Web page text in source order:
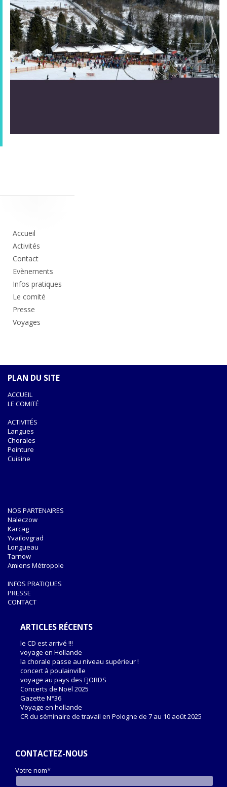
principale
Accueil
Activités
Contact
Evènements
Infos pratiques
Le comité
Presse
Voyages
PLAN DU SITE
ACCUEIL
LE COMITÉ
ACTIVITÉS
Langues
Chorales
Peinture
Cuisine
NOS PARTENAIRES
Naleczow
Karcag
Yvailovgrad
Longueau
Tarnow
Amiens Métropole
INFOS PRATIQUES
PRESSE
CONTACT
ARTICLES RÉCENTS
le CD est arrivé !!!
voyage en Hollande
la chorale passe au niveau supérieur !
concert à poulainville
voyage au pays des FJORDS
Concerts de Noël 2025
Gazette N°36
Voyage en hollande
CR du séminaire de travail en Pologne de 7 au 10 août 2025
CONTACTEZ-NOUS
Votre nom*